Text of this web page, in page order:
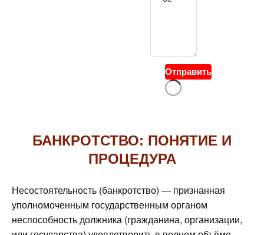
Отправить
БАНКРОТСТВО: ПОНЯТИЕ И
ПРОЦЕДУРА
Несостоятельность (банкротство) — признанная
уполномоченным государственным органом
неспособность должника (гражданина, организации,